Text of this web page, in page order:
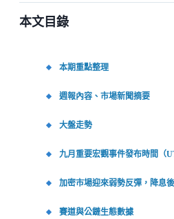
本文目錄
本期重點整理
週報內容、市場新聞摘要
大盤走勢
九月重要宏觀事件發布時間（
加密市場迎來弱勢反彈，降息
賽道與公鏈生態數據